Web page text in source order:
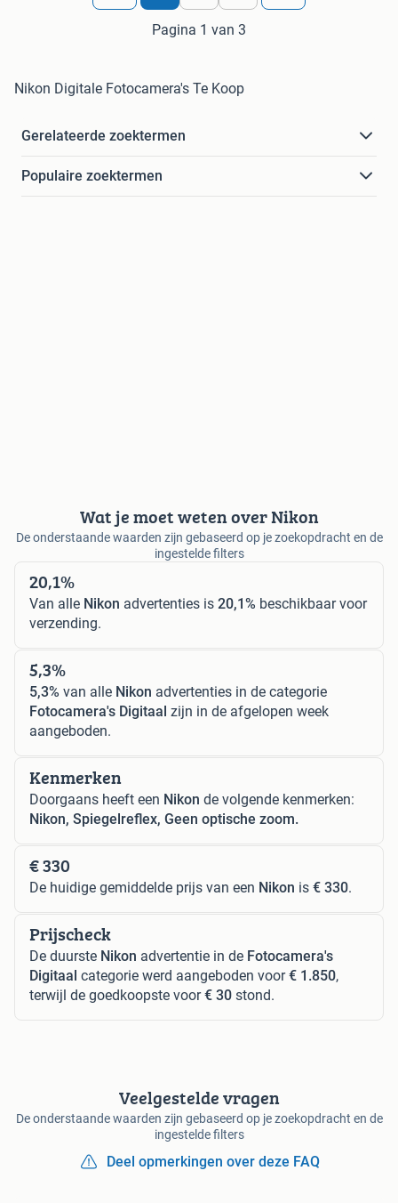
Pagina 1 van 3
Nikon Digitale Fotocamera's Te Koop
Gerelateerde zoektermen
Populaire zoektermen
Wat je moet weten over Nikon
De onderstaande waarden zijn gebaseerd op je zoekopdracht en de
ingestelde filters
20,1%
Van alle Nikon advertenties is 20,1% beschikbaar voor
verzending.
5,3%
5,3% van alle Nikon advertenties in de categorie
Fotocamera's Digitaal zijn in de afgelopen week
aangeboden.
Kenmerken
Doorgaans heeft een Nikon de volgende kenmerken:
Nikon, Spiegelreflex, Geen optische zoom.
€ 330
De huidige gemiddelde prijs van een Nikon is € 330.
Prijscheck
De duurste Nikon advertentie in de Fotocamera's
Digitaal categorie werd aangeboden voor€ 1.850,
terwijl de goedkoopste voor€ 30 stond.
Veelgestelde vragen
De onderstaande waarden zijn gebaseerd op je zoekopdracht en de
ingestelde filters
Deel opmerkingen over deze FAQ